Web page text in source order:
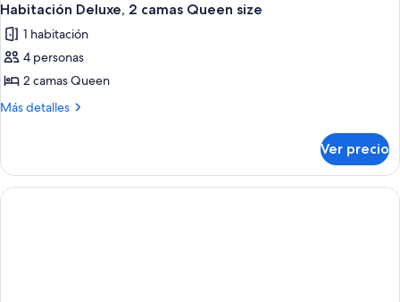
Habitación Deluxe, 2 camas Queen size
1 habitación
4 personas
2 camas Queen
Más detalles
Más
Deluxe,
camas
Ver precio